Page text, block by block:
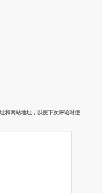
和网站地址，以便下次评论时使